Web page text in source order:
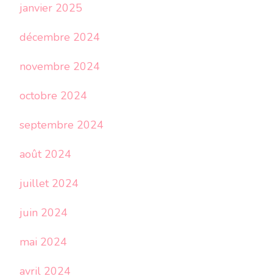
janvier 2025
décembre 2024
novembre 2024
octobre 2024
septembre 2024
août 2024
juillet 2024
juin 2024
mai 2024
avril 2024